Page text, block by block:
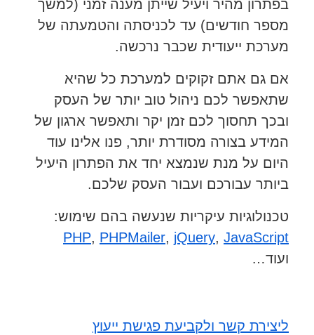
בפתרון מהיר ויעיל שייתן מענה זמני (למשך
מספר חודשים) עד לכניסתה והטמעתה של
מערכת ייעודית שכבר נרכשה.
אם גם אתם זקוקים למערכת כל שהיא
שתאפשר לכם ניהול טוב יותר של העסק
ובכך תחסוך לכם זמן יקר ותאפשר ארגון של
המידע בצורה מסודרת יותר, פנו אלינו עוד
היום על מנת שנמצא יחד את הפתרון היעיל
ביותר עבורכם ועבור העסק שלכם.
טכנולוגיות עיקריות שנעשה בהם שימוש:
PHP, PHPMailer, jQuery, JavaScript
ועוד…
ליצירת קשר ולקביעת פגישת ייעוץ